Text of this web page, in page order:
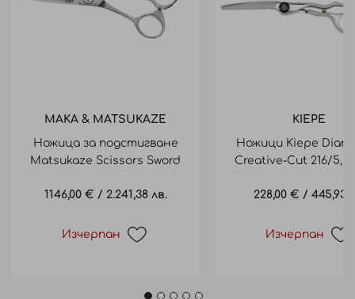
MAKA & MATSUKAZE
Ножица за подстигване
Matsukaze Scissors Sword
1146,00 € / 2.241,38 лв.
Изчерпан
KIEPE
Ножици Kiepe
Creative-Cut 216/5,5
228,00 € / 445,93
Изчерпан